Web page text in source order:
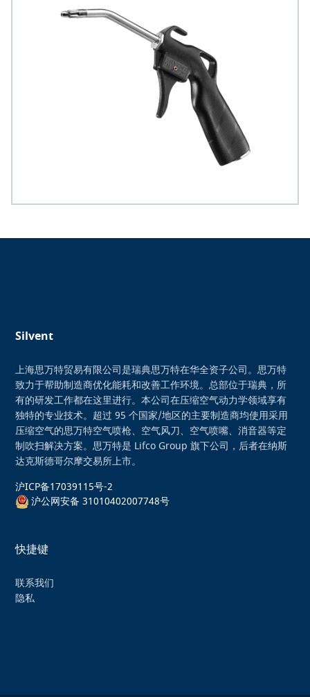
Silvent
上海思万特贸易有限公司是瑞典思万特在华全资子公司。思万特
致力于帮助制造商优化能耗和改善工作环境。总部位于瑞典，所
有的研发工作都在这里进行。本公司在压缩空气动力学领域享有
独特的专业技术。超过 95 个国家/地区的主要制造商均使用采用
压缩空气的思万特空气喷枪、空气风刀、空气喷嘴、消音器等定
制吹扫解决方案。思万特是 Lifco Group 旗下公司，后者在纳斯
达克斯德哥尔摩交易所上市。
沪ICP备17039115号-2
沪公网安备 31010402007748号
快捷键
联系我们
隐私